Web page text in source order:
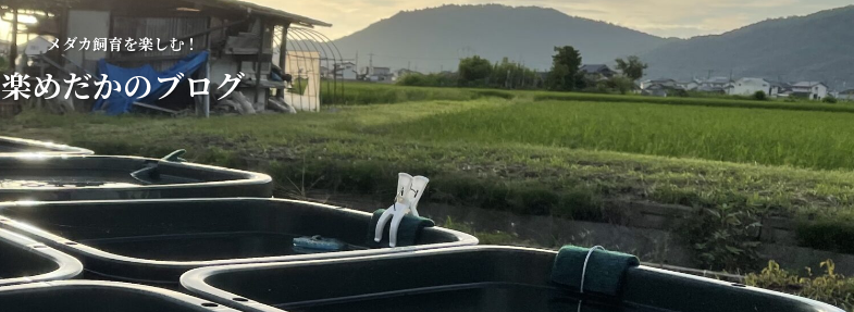
メダカ飼育を楽しむ！
楽めだかのブログ